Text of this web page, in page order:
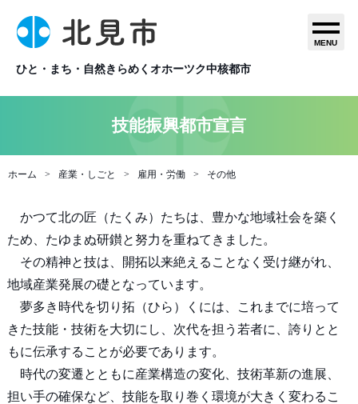
ひと・まち・自然きらめくオホーツク中核都市
MENU
技能振興都市宣言
ホーム 産業・しごと 雇用・労働 その他
かつて北の匠（たくみ）たちは、豊かな地域社会を築く
ため、たゆまぬ研鑚と努力を重ねてきました。
その精神と技は、開拓以来絶えることなく受け継がれ、
地域産業発展の礎となっています。
夢多き時代を切り拓（ひら）くには、これまでに培って
きた技能・技術を大切にし、次代を担う若者に、誇りとと
もに伝承することが必要であります。
時代の変遷とともに産業構造の変化、技術革新の進展、
担い手の確保など、技能を取り巻く環境が大きく変わるこ